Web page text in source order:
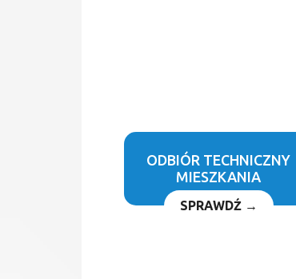
ODBIÓR TECHNICZNY
MIESZKANIA
SPRAWDŹ →